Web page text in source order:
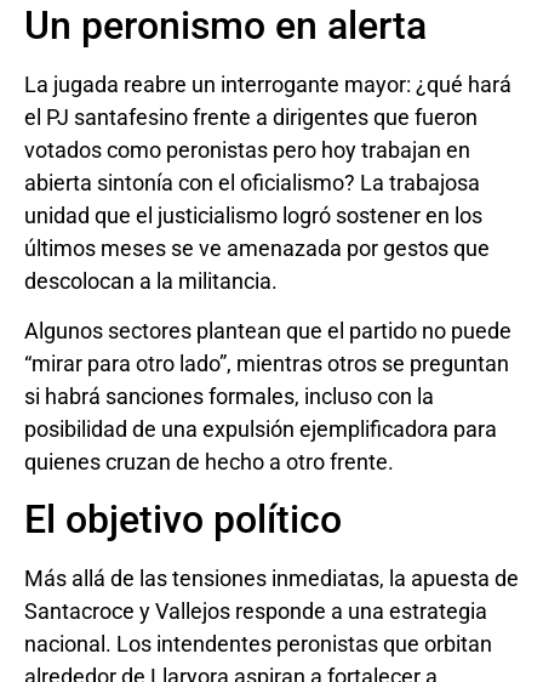
Un peronismo en alerta
La jugada reabre un interrogante mayor: ¿qué hará
el PJ santafesino frente a dirigentes que fueron
votados como peronistas pero hoy trabajan en
abierta sintonía con el oficialismo? La trabajosa
unidad que el justicialismo logró sostener en los
últimos meses se ve amenazada por gestos que
descolocan a la militancia.
Algunos sectores plantean que el partido no puede
“mirar para otro lado”, mientras otros se preguntan
si habrá sanciones formales, incluso con la
posibilidad de una expulsión ejemplificadora para
quienes cruzan de hecho a otro frente.
El objetivo político
Más allá de las tensiones inmediatas, la apuesta de
Santacroce y Vallejos responde a una estrategia
nacional. Los intendentes peronistas que orbitan
alrededor de Llaryora aspiran a fortalecer a